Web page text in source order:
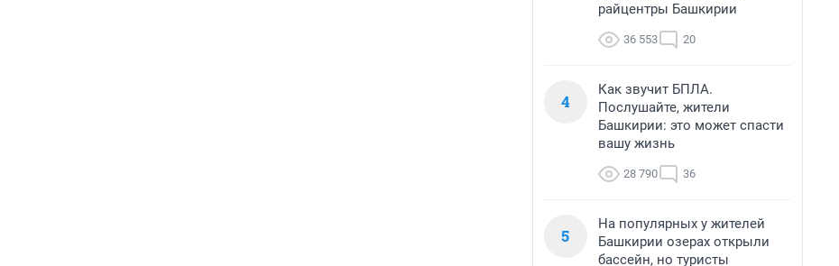
райцентры Башкирии
36 553 20
4
Как звучит БПЛА.
Послушайте, жители
Башкирии: это может спасти
вашу жизнь
28 790 36
5
На популярных у жителей
Башкирии озерах открыли
бассейн, но туристы